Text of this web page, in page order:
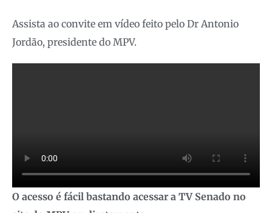
Assista ao convite em vídeo feito pelo Dr Antonio
Jordão, presidente do MPV.
O acesso é fácil bastando acessar a TV Senado no